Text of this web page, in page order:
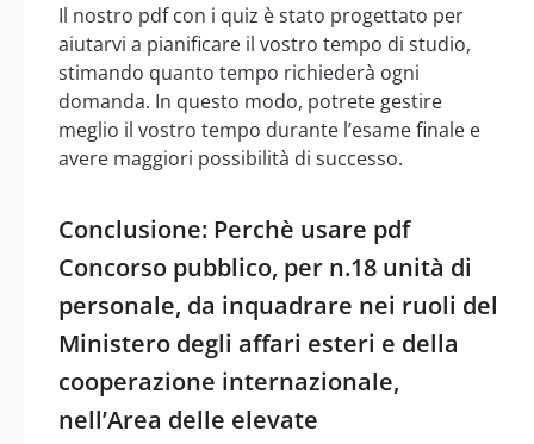
Il nostro pdf con i quiz è stato progettato per
aiutarvi a pianificare il vostro tempo di studio,
stimando quanto tempo richiederà ogni
domanda. In questo modo, potrete gestire
meglio il vostro tempo durante l’esame finale e
avere maggiori possibilità di successo.
Conclusione: Perchè usare pdf
Concorso pubblico, per n.18 unità di
personale, da inquadrare nei ruoli del
Ministero degli affari esteri e della
cooperazione internazionale,
nell’Area delle elevate